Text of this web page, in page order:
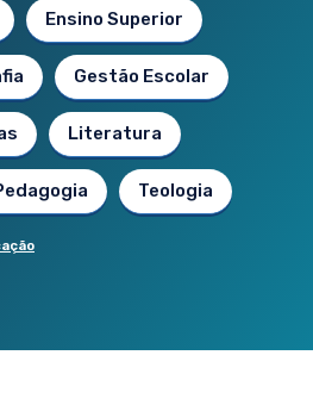
Ensino Superior
Gestão Escolar
Literatura
Teologia